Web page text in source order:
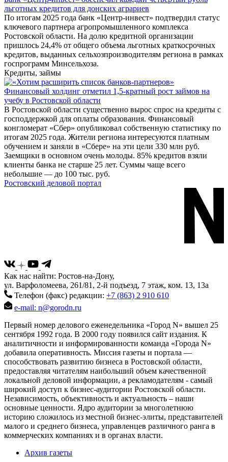
льготных кредитов для донских аграриев
По итогам 2025 года банк «Центр-инвест» подтвердил статус
ключевого партнера агропромышленного комплекса
Ростовской области. На долю кредитной организации
пришлось 24,4% от общего объема льготных краткосрочных
кредитов, выданных сельхозпроизводителям региона в рамках
госпрограмм Минсельхоза.
Кредиты, займы
Финансовый холдинг отметил 1,5-кратный рост займов на
учебу в Ростовской области
В Ростовской области существенно вырос спрос на кредиты с
господдержкой для оплаты образования. Финансовый
конгломерат «Сбер» опубликовал собственную статистику по
итогам 2025 года. Жители региона интересуются платным
обучением и заняли в «Сбере» на эти цели 330 млн руб.
Заемщики в основном очень молоды. 85% кредитов взяли
клиенты банка не старше 25 лет. Суммы чаще всего
небольшие — до 100 тыс. руб.
Ростовский деловой портал
Как нас найти: Ростов-на-Дону,
ул. Варфоломеева, 261/81, 2-й подъезд, 7 этаж, ком. 13, 13а
Телефон (факс) редакции: +7 (863) 2 910 610
e-mail: n@gorodn.ru
Первый номер делового еженедельника «Город N» вышел 25
сентября 1992 года. В 2000 году появился сайт издания. К
аналитичности и информированности команда «Города N»
добавила оперативность. Миссия газеты и портала —
способствовать развитию бизнеса в Ростовской области,
предоставляя читателям наибольший объем качественной
локальной деловой информации, а рекламодателям - самый
широкий доступ к бизнес-аудитории Ростовской области.
Независимость, объективность и актуальность – наши
основные ценности. Ядро аудитории за многолетнюю
историю сложилось из местной бизнес-элиты, представителей
малого и среднего бизнеса, управленцев различного ранга в
коммерческих компаниях и в органах власти.
Архив газеты